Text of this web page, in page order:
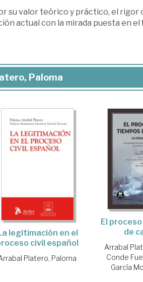
su valor teórico y práctico, el rigor
actual con la mirada puesta en
Paloma
legitimación en el
civil español
Platero, Paloma
El
de
Arrabal
Conde
García